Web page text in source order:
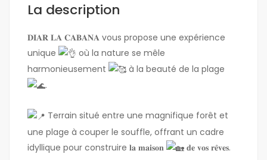
La description
𝐃𝐈𝐀𝐑 𝐋𝐀 𝐂𝐀𝐁𝐀𝐍𝐀 vous propose une expérience
unique
où la nature se mêle
harmonieusement
à la beauté de la plage
.
Terrain situé entre une magnifique forêt et
une plage à couper le souffle, offrant un cadre
idyllique pour construire 𝐥𝐚 𝐦𝐚𝐢𝐬𝐨𝐧
𝐝𝐞 𝐯𝐨𝐬 𝐫𝐞̂𝐯𝐞𝐬.